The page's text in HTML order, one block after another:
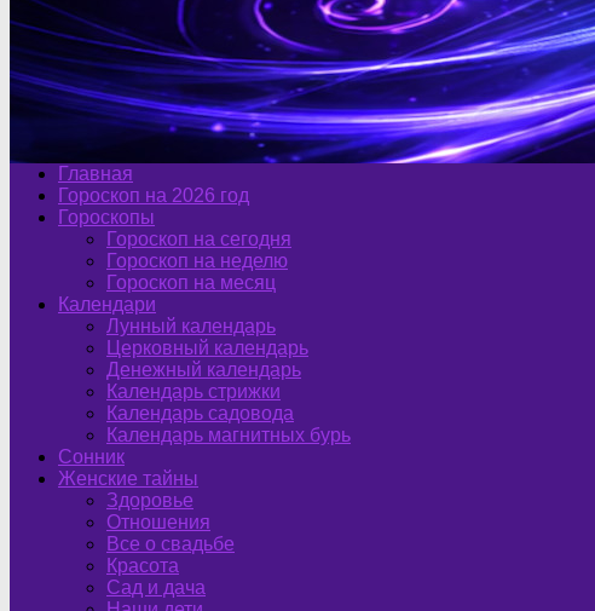
Главная
Гороскоп на 2026 год
Гороскопы
Гороскоп на сегодня
Гороскоп на неделю
Гороскоп на месяц
Календари
Лунный календарь
Церковный календарь
Денежный календарь
Календарь стрижки
Календарь садовода
Календарь магнитных бурь
Сонник
Женские тайны
Здоровье
Отношения
Все о свадьбе
Красота
Сад и дача